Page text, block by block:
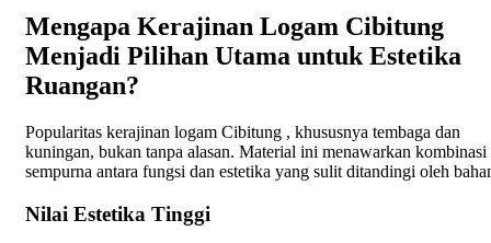
Mengapa Kerajinan Logam Cibitung
Menjadi Pilihan Utama untuk Estetika
Ruangan?
Popularitas kerajinan logam Cibitung , khususnya tembaga dan
kuningan, bukan tanpa alasan. Material ini menawarkan kombinasi
sempurna antara fungsi dan estetika yang sulit ditandingi oleh
Nilai Estetika Tinggi